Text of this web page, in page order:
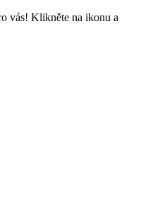
vás! Klikněte na ikonu a